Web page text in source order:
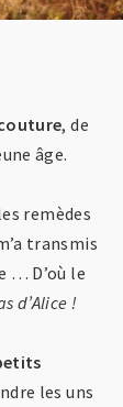
, de
âge.
remèdes
transmis
… D’où le
d’Alice !
les uns